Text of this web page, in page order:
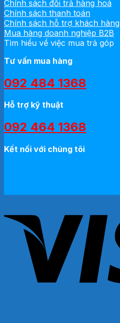
Chính sách đổi trả hàng hoá
Chính sách thanh toán
Chính sách hỗ trợ khách hàng
Mua hàng doanh nghiệp B2B
Tìm hiểu về việc mua trả góp
Tư vấn mua hàng
092 484 1368
Hỗ trợ kỹ thuật
092 464 1368
Kết nối với chúng tôi